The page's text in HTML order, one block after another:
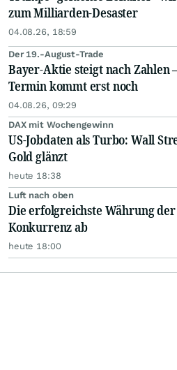
zum Milliarden-Desaster
04.08.26, 18:59
Der 19.-August-Trade
Bayer-Aktie steigt nach Zahlen
Termin kommt erst noch
04.08.26, 09:29
DAX mit Wochengewinn
US-Jobdaten als Turbo: Wall
Gold glänzt
heute 18:38
Luft nach oben
Die erfolgreichste Währung
Konkurrenz ab
heute 18:00